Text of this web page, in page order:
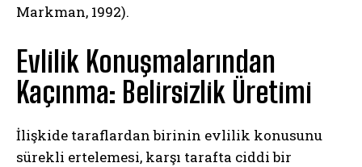
Markman, 1992).
Evlilik Konuşmalarından
Kaçınma: Belirsizlik Üretimi
İlişkide taraflardan birinin evlilik konusunu
sürekli ertelemesi, karşı tarafta ciddi bir